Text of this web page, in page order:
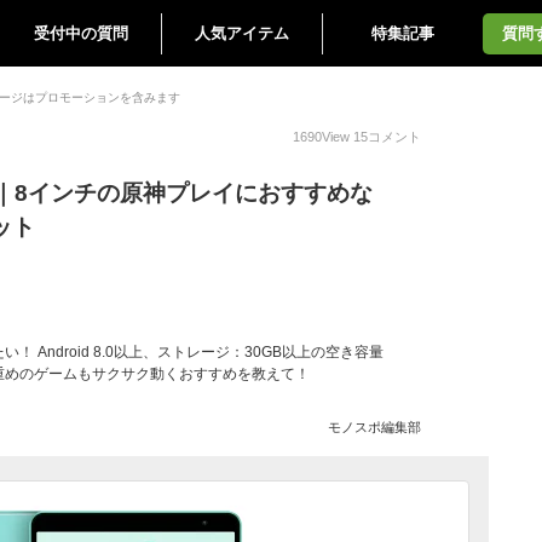
受付中の質問 人気アイテム 特集記事 質問
ジはプロモーションを含みます
1690View 15コメント
8インチの原神プレイにおすすめな
ト
！ Android 8.0以上、ストレージ：30GB以上の空き容量
のゲームもサクサク動くおすすめを教えて！
モノスポ編集部